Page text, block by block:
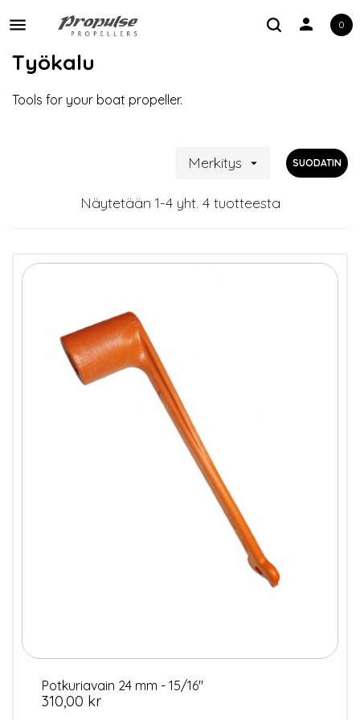
Toggle navigation person 0
Työkalu
Tools for your boat propeller.
Merkitys  SUODATIN
Näytetään 1-4 yht. 4 tuotteesta
Potkuriavain 24 mm - 15/16"
Hinta
310,00 kr